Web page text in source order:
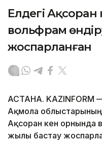
Елдегі
вольфрам
жоспарланған
АСТАНА. KAZINFORM
Ақмола
Ақсоран кен орнында
жылы бастау